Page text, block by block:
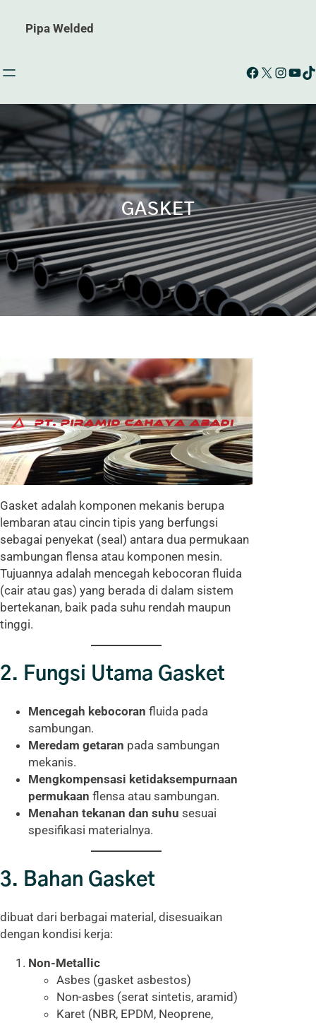
Pipa Welded
Facebook X InstagramYouTube TikTok
GASKET
Gasket adalah komponen mekanis berupa
lembaran atau cincin tipis yang berfungsi
sebagai penyekat (seal) antara dua permukaan
sambungan flensa atau komponen mesin.
Tujuannya adalah mencegah kebocoran fluida
(cair atau gas) yang berada di dalam sistem
bertekanan, baik pada suhu rendah maupun
tinggi.
2. Fungsi Utama Gasket
Mencegah kebocoran fluida pada
sambungan.
Meredam getaran pada sambungan
mekanis.
Mengkompensasi ketidaksempurnaan
permukaan flensa atau sambungan.
Menahan tekanan dan suhu sesuai
spesifikasi materialnya.
3. Bahan Gasket
dibuat dari berbagai material, disesuaikan
dengan kondisi kerja:
Non-Metallic
Asbes (gasket asbestos)
Non-asbes (serat sintetis, aramid)
Karet (NBR, EPDM, Neoprene,